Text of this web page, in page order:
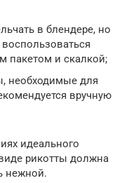
в блендере, но
пакетом и скалкой;
необходимые для
вручную
идеального
рикотты должна
нежной.